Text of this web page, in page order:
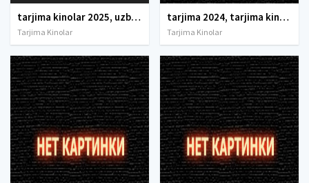
tarjima kinolar 2025, uzbek tarjima kinolar 2025, tarjima kinolar uzbek tilida 2025, tarjima kinolar o zbek 2025, tarjima kinolar o zbek tilida 2025, yangi tarjima kinolar 2025, uzmovi tarjima kinolar 2025, uzmovi com tarjima kinolar 2025, uzbekcha t
Tarjima Kinolar
tarjima 2024, tarjima kinolar 2024, uzbek tarjima 2024, tarjima kinolar tilida tilida 2024, uzbek tilida tarjima 2024, kino tarjima 2024, uzbek tarjima kinolar 2024, tarjima kinolar 2024 uzbek tilida, tarjima kinolar 2024 o zbek, tarjima kinolar 2024
Tarjima Kinolar